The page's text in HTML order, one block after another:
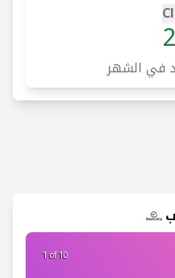
في الشهر
2 of 10